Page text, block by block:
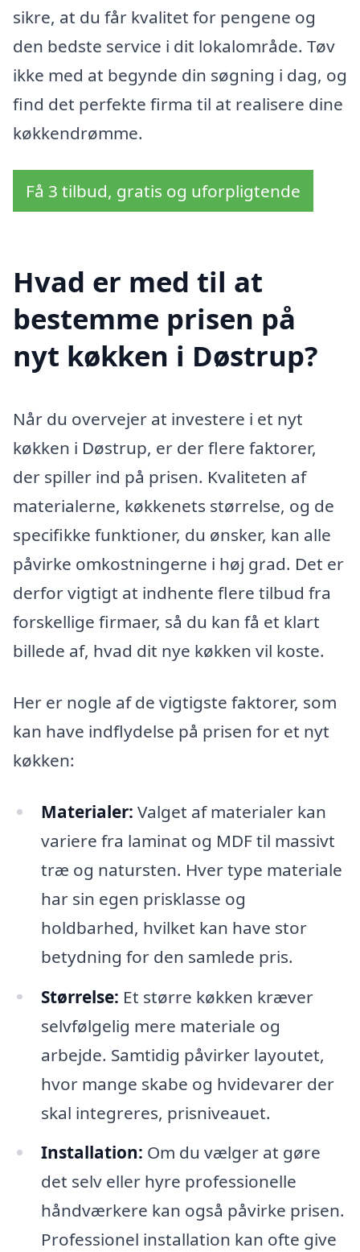
sikre, at du får kvalitet for pengene og
den bedste service i dit lokalområde. Tøv
ikke med at begynde din søgning i dag, og
find det perfekte firma til at realisere dine
køkkendrømme.
Få 3 tilbud, gratis og uforpligtende
Hvad er med til at
bestemme prisen på
nyt køkken i Døstrup?
Når du overvejer at investere i et nyt
køkken i Døstrup, er der flere faktorer,
der spiller ind på prisen. Kvaliteten af
materialerne, køkkenets størrelse, og de
specifikke funktioner, du ønsker, kan alle
påvirke omkostningerne i høj grad. Det er
derfor vigtigt at indhente flere tilbud fra
forskellige firmaer, så du kan få et klart
billede af, hvad dit nye køkken vil koste.
Her er nogle af de vigtigste faktorer, som
kan have indflydelse på prisen for et nyt
køkken:
Materialer: Valget af materialer kan
variere fra laminat og MDF til massivt
træ og natursten. Hver type materiale
har sin egen prisklasse og
holdbarhed, hvilket kan have stor
betydning for den samlede pris.
Størrelse: Et større køkken kræver
selvfølgelig mere materiale og
arbejde. Samtidig påvirker layoutet,
hvor mange skabe og hvidevarer der
skal integreres, prisniveauet.
Installation: Om du vælger at gøre
det selv eller hyre professionelle
håndværkere kan også påvirke prisen.
Professionel installation kan ofte give